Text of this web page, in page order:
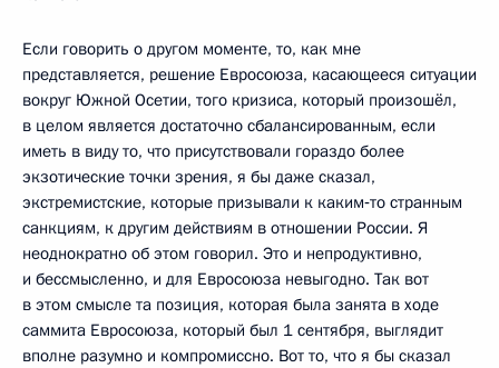
Если говорить о другом моменте, то, как мне
представляется, решение Евросоюза, касающееся ситуации
вокруг Южной Осетии, того кризиса, который произошёл,
в целом является достаточно сбалансированным, если
иметь в виду то, что присутствовали гораздо более
экзотические точки зрения, я бы даже сказал,
экстремистские, которые призывали к каким‑то странным
санкциям, к другим действиям в отношении России. Я
неоднократно об этом говорил. Это и непродуктивно,
и бессмысленно, и для Евросоюза невыгодно. Так вот
в этом смысле та позиция, которая была занята в ходе
саммита Евросоюза, который был 1 сентября, выглядит
вполне разумно и компромиссно. Вот то, что я бы сказал